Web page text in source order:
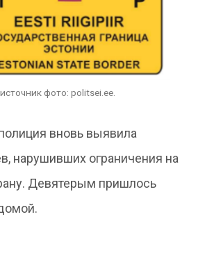
фото: politsei.ee.
вновь выявила
нарушивших ограничения на
Девятерым пришлось